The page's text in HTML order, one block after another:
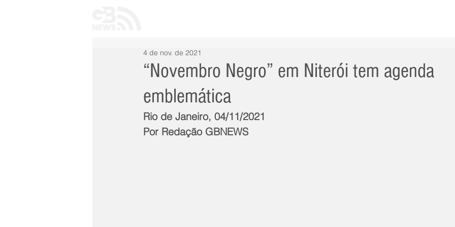
“Novembro Negro” em Niterói tem agenda
emblemática
4 de nov. de 2021
Rio de Janeiro, 04/11/2021
Por Redação GBNEWS